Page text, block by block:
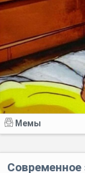
Мемы
Современное